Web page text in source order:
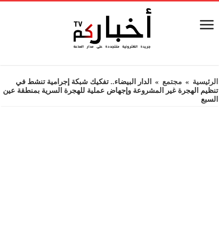
الرئيسية » مجتمع »
الدار البيضاء.. تفكيك شبكة إجرامية تنشط في
تنظيم الهجرة غير المشروعة وإجهاض عملية للهجرة السرية بمنطقة عين
السبع